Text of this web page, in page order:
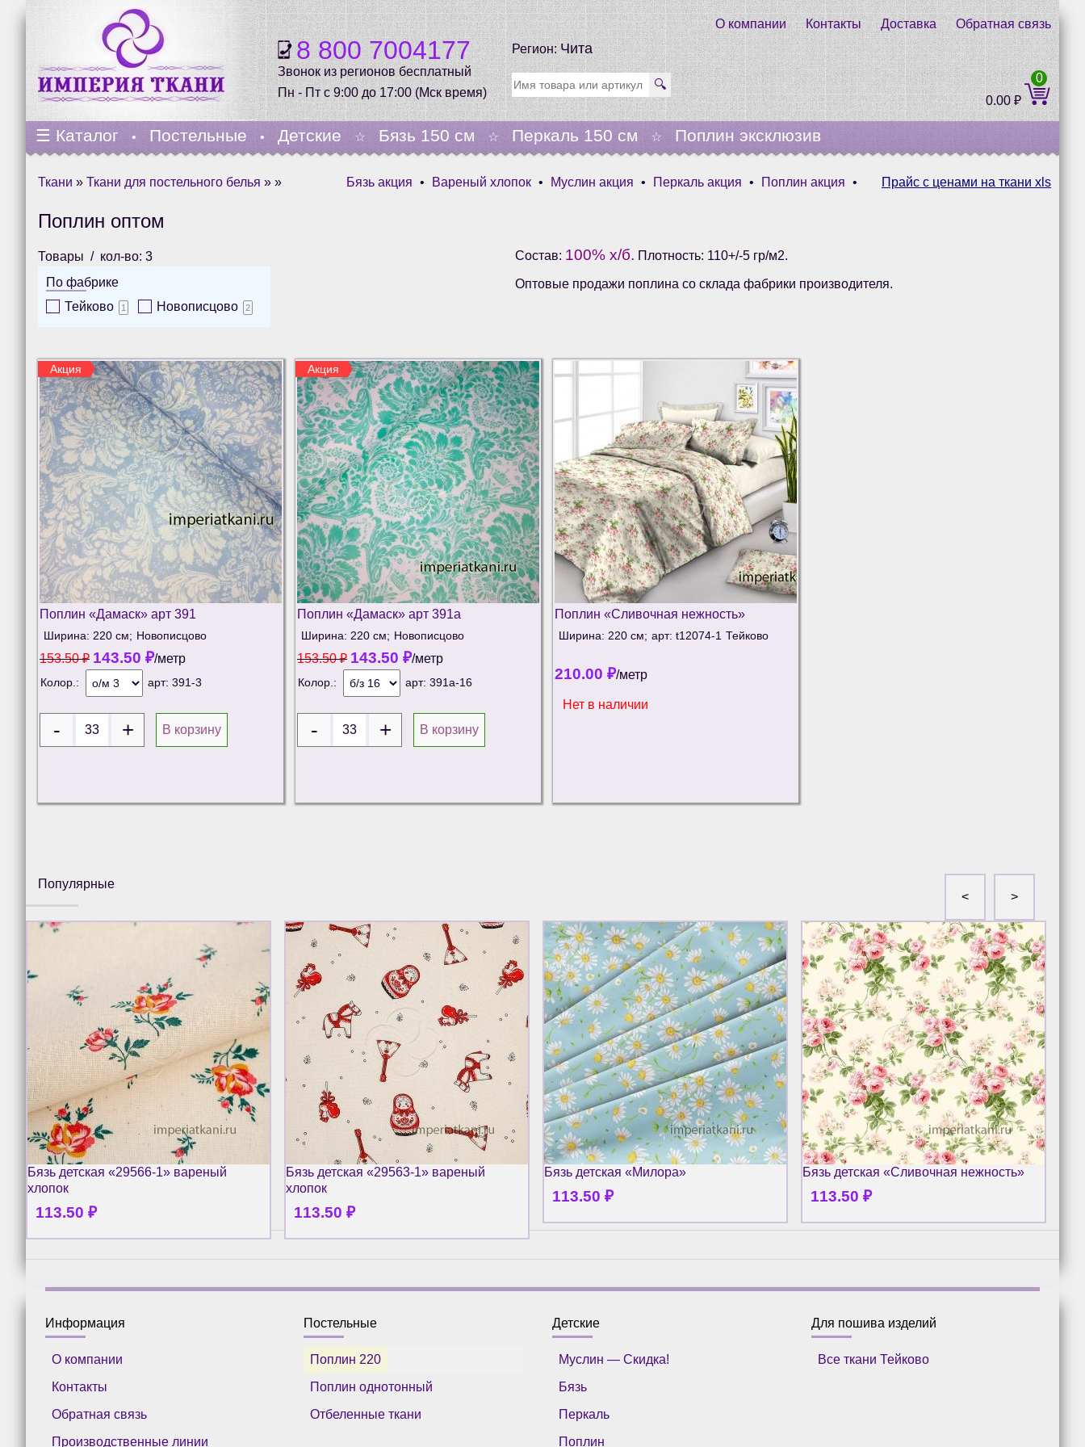
8 800 7004177
Звонок из регионов бесплатный
Пн - Пт с 9:00 до 17:00 (Мск время)
О компании Контакты Доставка
Обратная связь
Регион:Чита
🔍
0.00₽
0
☰ Каталог • Постельные • Детские ☆ Бязь 150 см ☆ Перкаль 150 см ☆ Поплин эксклюзив
Бязь акция • Вареный хлопок • Муслин акция • Перкаль акция • Поплин акция • Прайс с ценами на ткани xls
Ткани » Ткани для постельного белья » »
Поплин оптом
Товары
кол-во: 3
По фабрике
Тейково
1 Новописцово 2
Состав: 100% х/б. Плотность: 110+/-5 гр/м2.
Оптовые продажи поплина со склада фабрики производителя.
Акция
Поплин «Дамаск» арт 391
Ширина: 220 см; Новописцово
153.50₽ 143.50 ₽/метр
Колор.: арт: 391-3
В корзину
Акция
Поплин «Дамаск» арт 391а
Ширина: 220 см; Новописцово
153.50₽ 143.50 ₽/метр
Колор.: арт: 391а-16
В корзину
Поплин «Сливочная нежность»
Ширина: 220 см; арт: t12074-1 Тейково
210.00 ₽/метр
Нет в наличии
Популярные
Бязь детская «29566-1» вареный
хлопок
113.50 ₽
Бязь детская «29563-1» вареный
хлопок
113.50 ₽
Бязь детская «Милора»
113.50 ₽
Бязь детская «Сливочная нежность»
113.50 ₽
Информация
О компании
Контакты
Обратная связь
Производственные линии
Постельные
Поплин 220
Поплин однотонный
Отбеленные ткани
Детские
Муслин — Скидка!
Бязь
Перкаль
Поплин
Для пошива изделий
Все ткани Тейково